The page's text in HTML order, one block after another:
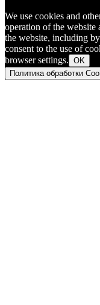
We use cookies and
operation of the website
the website, including
consent to the use of
browser settings. OK
Политика обработки